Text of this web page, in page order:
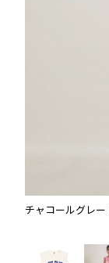
チャコールグレー